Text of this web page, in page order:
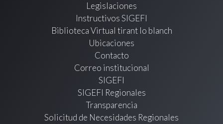
Legislaciones
Instructivos SIGEFI
Biblioteca Virtual tirant lo blanch
Ubicaciones
Contacto
Correo institucional
SIGEFI
SIGEFI Regionales
Transparencia
Solicitud de Necesidades Regionales